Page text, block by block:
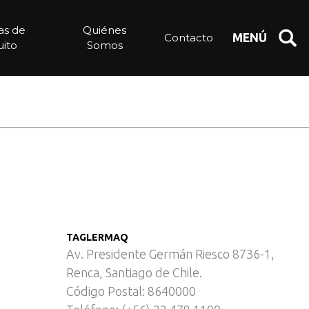
de
Quiénes
Somos
Contacto MENÚ
TAGLERMAQ
Av. Presidente Germán Riesco 8736-1,
Renca, Santiago de Chile.
Código Postal: 8640000